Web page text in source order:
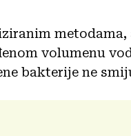
volumenu
bakterije ne